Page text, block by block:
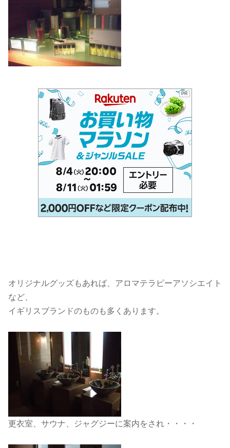
PR
オリジナルグッズもあれば、アロマテラピーアソシエイト
など、
イギリスブランドのものも多くあります。
更衣室、サウナ、ジャグジーに案内をされ・・・・